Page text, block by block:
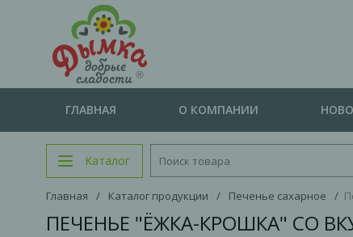
ГЛАВНАЯ О КОМПАНИИ
Каталог
Главная / Каталог продукции / Печенье сахарное /
ПЕЧЕНЬЕ "ЁЖКА-КРОШКА" СО